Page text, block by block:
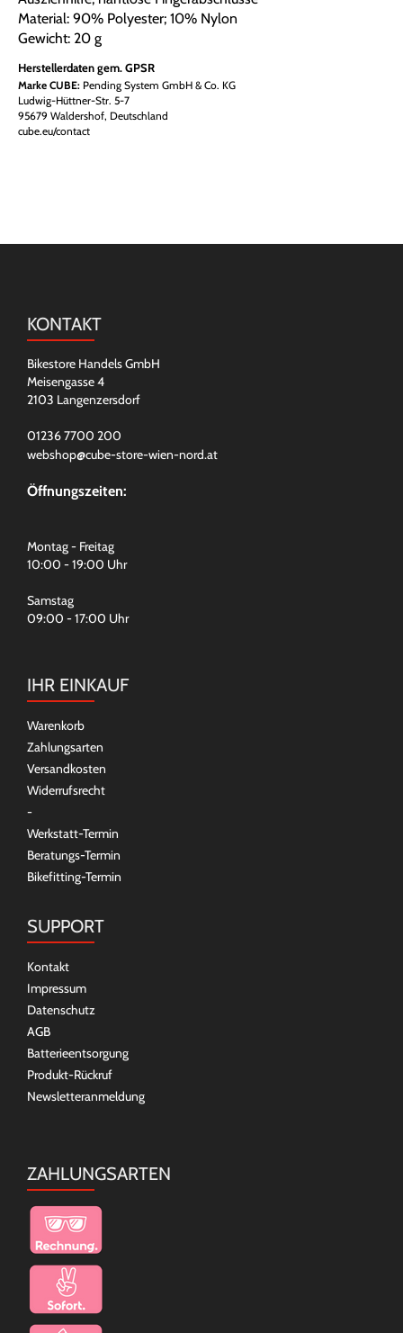
Material: 90% Polyester; 10% Nylon
Gewicht: 20 g
Herstellerdaten gem. GPSR
Marke CUBE: Pending System GmbH & Co. KG
Ludwig-Hüttner-Str. 5-7
95679 Waldershof, Deutschland
cube.eu/contact
KONTAKT
Bikestore Handels GmbH
Meisengasse 4
2103 Langenzersdorf
01236 7700 200
webshop@cube-store-wien-nord.at
Öffnungszeiten:
Montag - Freitag
10:00 - 19:00 Uhr
Samstag
09:00 - 17:00 Uhr
IHR EINKAUF
Warenkorb
Zahlungsarten
Versandkosten
Widerrufsrecht
-
Werkstatt-Termin
Beratungs-Termin
Bikefitting-Termin
SUPPORT
Kontakt
Impressum
Datenschutz
AGB
Batterieentsorgung
Produkt-Rückruf
Newsletteranmeldung
ZAHLUNGSARTEN